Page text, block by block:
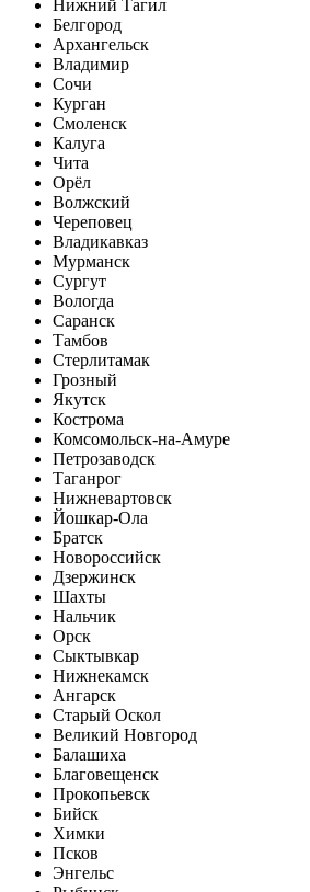
Нижний Тагил
Белгород
Архангельск
Владимир
Сочи
Курган
Смоленск
Калуга
Чита
Орёл
Волжский
Череповец
Владикавказ
Мурманск
Сургут
Вологда
Саранск
Тамбов
Стерлитамак
Грозный
Якутск
Кострома
Комсомольск-на-Амуре
Петрозаводск
Таганрог
Нижневартовск
Йошкар-Ола
Братск
Новороссийск
Дзержинск
Шахты
Нальчик
Орск
Сыктывкар
Нижнекамск
Ангарск
Старый Оскол
Великий Новгород
Балашиха
Благовещенск
Прокопьевск
Бийск
Химки
Псков
Энгельс